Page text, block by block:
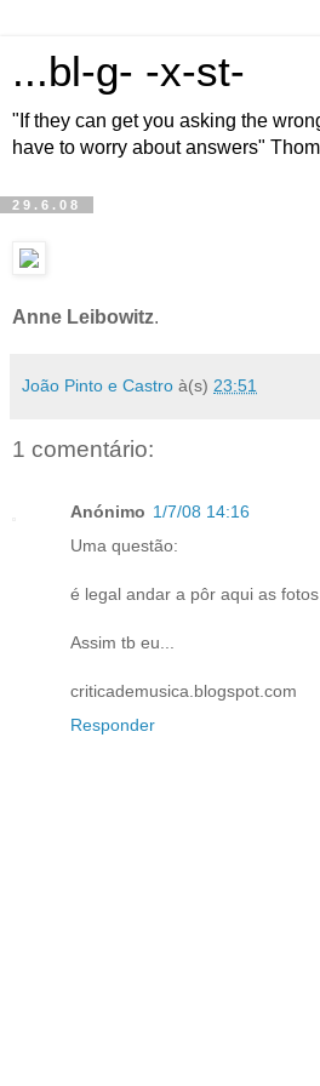
...bl-g- -x-st-
"If they can get you asking the
have to worry about answers"
29.6.08
Anne Leibowitz.
João Pinto e Castro à(s) 23:51
1 comentário:
Anónimo 1/7/08 14:16
Uma questão:
é legal andar a pôr aqui as
Assim tb eu...
criticademusica.blogspot.com
Responder